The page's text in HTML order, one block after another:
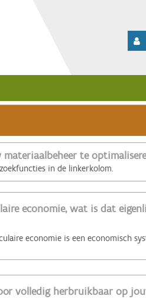
te
in de linkerkolom.
economie, wat is dat
volledig herbruikbaar op